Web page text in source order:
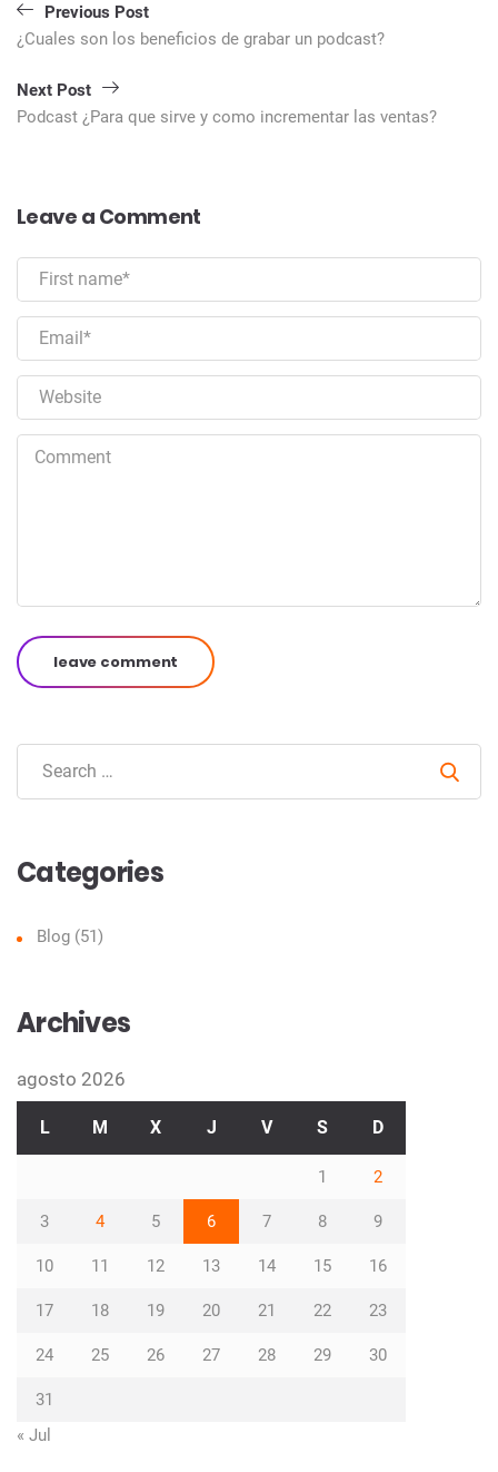
Previous Post
¿Cuales son los beneficios de grabar un podcast?
Next Post
Podcast ¿Para que sirve y como incrementar las ventas?
Leave a Comment
leave comment
Categories
Blog (51)
Archives
agosto 2026
L M X J V S D
1 2
3 4 5 6 7 8 9
10 11 12 13 14 15 16
17 18 19 20 21 22 23
24 25 26 27 28 29 30
31
« Jul